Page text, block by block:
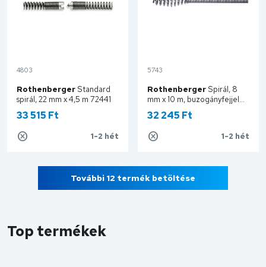
4803
Rothenberger Standard
spirál, 22 mm x 4,5 m 72441
33 515 Ft
1-2 hét
Kosárba
5743
Rothenberger Spirál, 8
mm x 10 m, buzogányfejjel
72414
32 245 Ft
1-2 hét
Kosárba
További 12 termék betöltése
Top termékek